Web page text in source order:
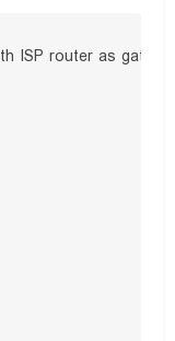
ISP router as